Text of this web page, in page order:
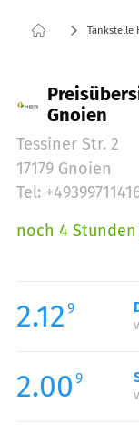
Tankstelle
Gnoien
Tessiner Str. 2
17179 Gnoien
Tel:
noch 4
Mittwoch:
Donnerstag:
Samstag:
Sonntag:
2.12 9
2.00 9